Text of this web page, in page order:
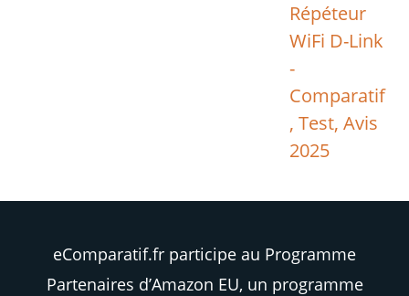
Répéteur
WiFi D-Link
-
Comparatif
, Test, Avis
2025
eComparatif.fr participe au Programme
Partenaires d’Amazon EU, un programme